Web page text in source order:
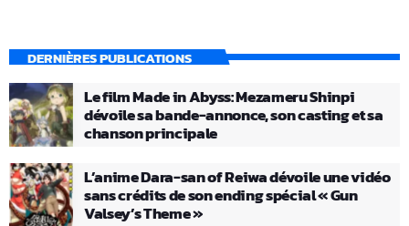
DERNIÈRES PUBLICATIONS
Le film Made in Abyss: Mezameru Shinpi
dévoile sa bande-annonce, son casting et sa
chanson principale
L’anime Dara-san of Reiwa dévoile une vidéo
sans crédits de son ending spécial « Gun
Valsey’s Theme »